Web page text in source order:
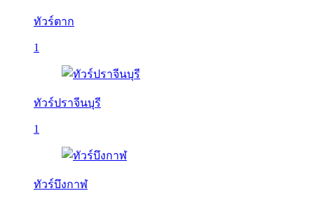
ทัวร์ตาก
1
ทัวร์ปราจีนบุรี
1
ทัวร์บึงกาฬ